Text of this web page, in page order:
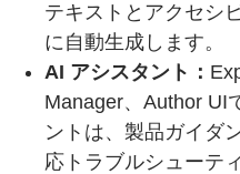
テキストとアクセシ
に自動生成します。
AI アシスタント：
Manager、Author UI
ントは、製品ガイダ
応トラブルシューテ